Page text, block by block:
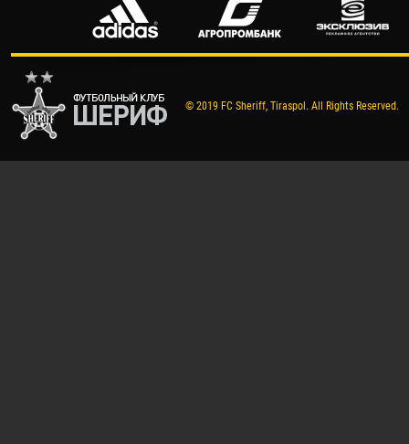
© 2019 FC Sheriff, Tiraspol. All Rights Reserved.